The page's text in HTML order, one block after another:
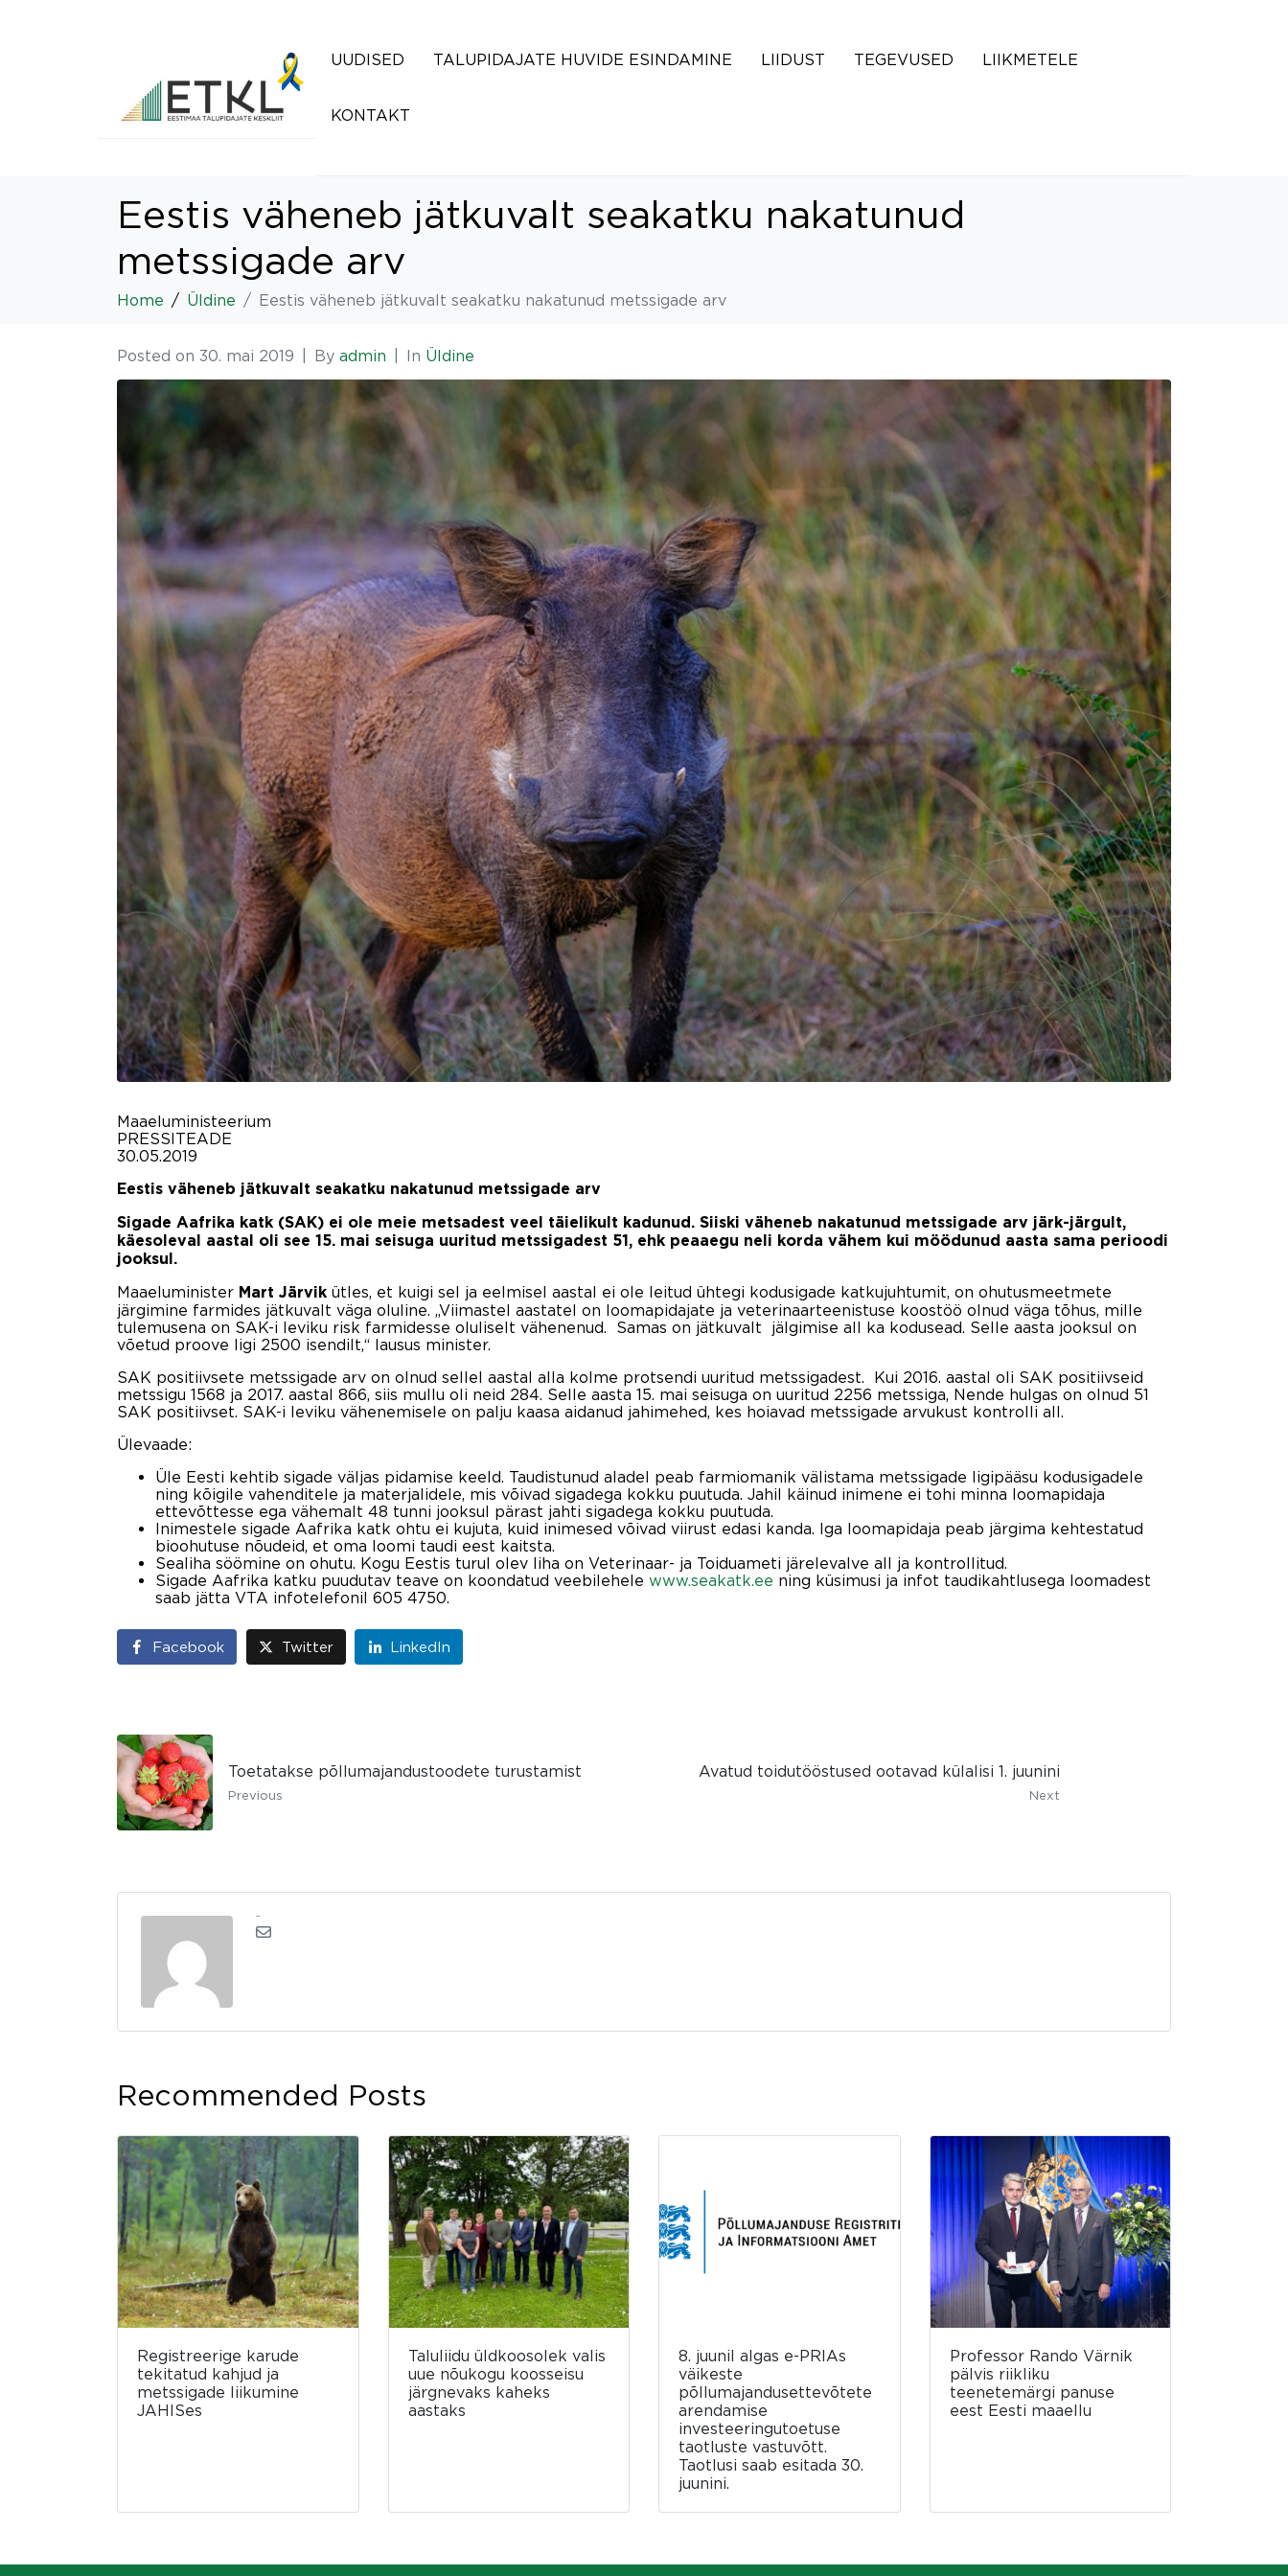
UUDISED TALUPIDAJATE HUVIDE ESINDAMINE LIIDUST TEGEVUSED LIIKMETELE
KONTAKT
Eestis väheneb jätkuvalt seakatku nakatunud
metssigade arv
Home Üldine Eestis väheneb jätkuvalt seakatku nakatunud metssigade arv
Posted on 30. mai 2019 By admin In Üldine
Maaeluministeerium
PRESSITEADE
30.05.2019
Eestis väheneb jätkuvalt seakatku nakatunud metssigade arv
Sigade Aafrika katk (SAK) ei ole meie metsadest veel täielikult kadunud. Siiski väheneb nakatunud metssigade arv järk-järgult,
käesoleval aastal oli see 15. mai seisuga uuritud metssigadest 51, ehk peaaegu neli korda vähem kui möödunud aasta sama perioodi
jooksul.
Maaeluminister Mart Järvik ütles, et kuigi sel ja eelmisel aastal ei ole leitud ühtegi kodusigade katkujuhtumit, on ohutusmeetmete
järgimine farmides jätkuvalt väga oluline. „Viimastel aastatel on loomapidajate ja veterinaarteenistuse koostöö olnud väga tõhus, mille
tulemusena on SAK-i leviku risk farmidesse oluliselt vähenenud. Samas on jätkuvalt jälgimise all ka kodusead. Selle aasta jooksul on
võetud proove ligi 2500 isendilt,“ lausus minister.
SAK positiivsete metssigade arv on olnud sellel aastal alla kolme protsendi uuritud metssigadest. Kui 2016. aastal oli SAK positiivseid
metssigu 1568 ja 2017. aastal 866, siis mullu oli neid 284. Selle aasta 15. mai seisuga on uuritud 2256 metssiga, Nende hulgas on olnud 51
SAK positiivset. SAK-i leviku vähenemisele on palju kaasa aidanud jahimehed, kes hoiavad metssigade arvukust kontrolli all.
Ülevaade:
Üle Eesti kehtib sigade väljas pidamise keeld. Taudistunud aladel peab farmiomanik välistama metssigade ligipääsu kodusigadele
ning kõigile vahenditele ja materjalidele, mis võivad sigadega kokku puutuda. Jahil käinud inimene ei tohi minna loomapidaja
ettevõttesse ega vähemalt 48 tunni jooksul pärast jahti sigadega kokku puutuda.
Inimestele sigade Aafrika katk ohtu ei kujuta, kuid inimesed võivad viirust edasi kanda. Iga loomapidaja peab järgima kehtestatud
bioohutuse nõudeid, et oma loomi taudi eest kaitsta.
Sealiha söömine on ohutu. Kogu Eestis turul olev liha on Veterinaar- ja Toiduameti järelevalve all ja kontrollitud.
Sigade Aafrika katku puudutav teave on koondatud veebilehele www.seakatk.ee ning küsimusi ja infot taudikahtlusega loomadest
saab jätta VTA infotelefonil 605 4750.
Facebook Twitter LinkedIn
Toetatakse põllumajandustoodete turustamist
Previous
Avatud toidutööstused ootavad külalisi 1. juunini
Next
Recommended Posts
Registreerige karude
tekitatud kahjud ja
metssigade liikumine
JAHISes
Taluliidu üldkoosolek valis
uue nõukogu koosseisu
järgnevaks kaheks
aastaks
8. juunil algas e-PRIAs
väikeste
põllumajandusettevõtete
arendamise
investeeringutoetuse
taotluste vastuvõtt.
Taotlusi saab esitada 30.
juunini.
Professor Rando Värnik
pälvis riikliku
teenetemärgi panuse
eest Eesti maaellu